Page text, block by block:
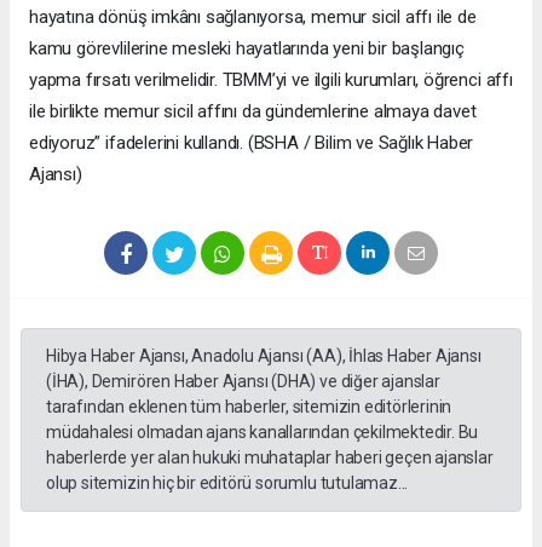
hayatına dönüş imkânı sağlanıyorsa, memur sicil affı ile de
kamu görevlilerine mesleki hayatlarında yeni bir başlangıç
yapma fırsatı verilmelidir. TBMM’yi ve ilgili kurumları, öğrenci affı
ile birlikte memur sicil affını da gündemlerine almaya davet
ediyoruz” ifadelerini kullandı. (BSHA / Bilim ve Sağlık Haber
Ajansı)
Hibya Haber Ajansı, Anadolu Ajansı (AA), İhlas Haber Ajansı
(İHA), Demirören Haber Ajansı (DHA) ve diğer ajanslar
tarafından eklenen tüm haberler, sitemizin editörlerinin
müdahalesi olmadan ajans kanallarından çekilmektedir. Bu
haberlerde yer alan hukuki muhataplar haberi geçen ajanslar
olup sitemizin hiç bir editörü sorumlu tutulamaz...